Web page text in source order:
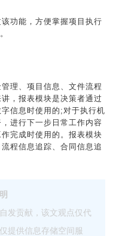
功能，方便掌握项目执行
理、项目信息、文件流程
，报表模块是决策者通过
信息时使用的;对于执行机
进行下一步日常工作内容
完成时使用的。报表模块
程信息追踪、合同信息追
发贡献，该文观点仅代
提供信息存储空间服